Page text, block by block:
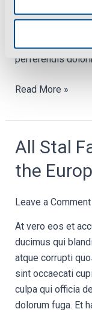
repudiandae sint
earum rerum hic
reiciendis
perferendis
Read More »
All Stal
the
Leave a Comment
At vero eos et
ducimus qui
atque corrupti
sint occaecati
culpa qui officia
dolorum fuga. Et
All
Fabrications
in
the
Europe